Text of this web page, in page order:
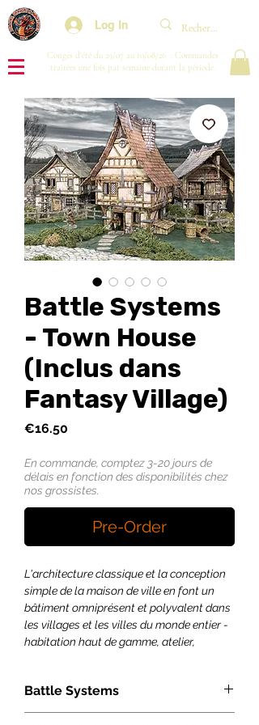
Log In
Congés d'été du 29/07 au 10/08/26 : Commandes
traitées une fois par semaine durant la période.
Battle Systems
- Town House
(Inclus dans
Fantasy Village)
€16.50
En commande, comptez 3-20 jours de
délais en fonction des disponibilités chez
nos grossistes.
Pre-Order
L'architecture classique et la conception
simple de la maison de ville en font un
bâtiment omniprésent et polyvalent dans
les villages et les villes du monde entier -
habitation haut de gamme, atelier,
Cette boîte contient tout ce dont vous
avez besoin pour construire une grande
Battle Systems